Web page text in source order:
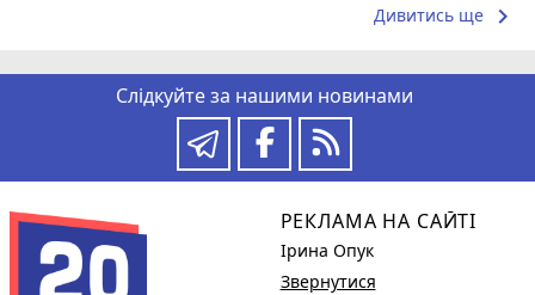
Дивитись ще keyboard_arrow_right
Слідкуйте за нашими новинами
РЕКЛАМА НА САЙТІ
Ірина Опук
Звернутися